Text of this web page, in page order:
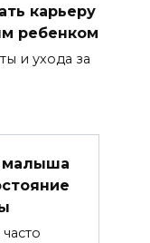
карьеру
ребенком
и ухода за
малыша